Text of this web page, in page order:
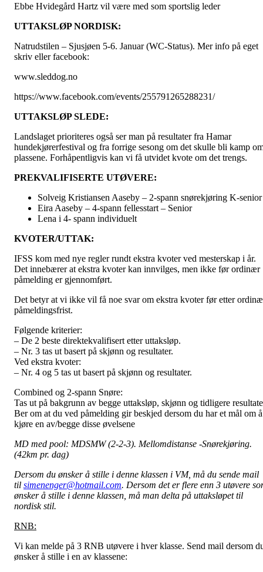
Ebbe Hvidegård Hartz vil være med som sportslig leder
UTTAKSLØP NORDISK:
Natrudstilen – Sjusjøen 5-6. Januar (WC-Status). Mer info på eget
skriv eller facebook:
www.sleddog.no
https://www.facebook.com/events/255791265288231/
UTTAKSLØP SLEDE:
Landslaget prioriteres også ser man på resultater fra Hamar
hundekjørerfestival og fra forrige sesong om det skulle bli kamp
plassene. Forhåpentligvis kan vi få utvidet kvote om det trengs.
PREKVALIFISERTE UTØVERE:
Solveig Kristiansen Aaseby – 2-spann snørekjøring K-senior
Eira Aaseby – 4-spann fellesstart – Senior
Lena i 4- spann individuelt
KVOTER/UTTAK:
IFSS kom med nye regler rundt ekstra kvoter ved mesterskap i år.
Det innebærer at ekstra kvoter kan innvilges, men ikke før ordinær
påmelding er gjennomført.
Det betyr at vi ikke vil få noe svar om ekstra kvoter før etter
påmeldingsfrist.
Følgende kriterier:
– De 2 beste direktekvalifisert etter uttaksløp.
– Nr. 3 tas ut basert på skjønn og resultater.
Ved ekstra kvoter:
– Nr. 4 og 5 tas ut basert på skjønn og resultater.
Combined og 2-spann Snøre:
Tas ut på bakgrunn av begge uttaksløp, skjønn og tidligere
Ber om at du ved påmelding gir beskjed dersom du har et mål om å
kjøre en av/begge disse øvelsene
MD med pool: MDSMW (2-2-3). Mellomdistanse -Snørekjøring.
(42km pr. dag)
Dersom du ønsker å stille i denne klassen i VM, må du sende mail
til simenenger@hotmail.com. Dersom det er flere enn 3 utøvere
ønsker å stille i denne klassen, må man delta på uttaksløpet til
nordisk stil.
RNB:
Vi kan melde på 3 RNB utøvere i hver klasse. Send mail dersom
ønsker å stille i en av klassene: